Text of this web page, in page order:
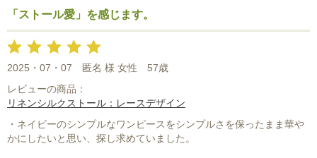
また新宿の催事があったら行きたいと思っています。
今度はいつですか？
「ストール愛」を感じます。
2025・07・07 匿名 様 女性
57歳
レビューの商品：
リネンシルクストール：レースデザイン
・ネイビーのシンプルなワンピースをシンプルさを保ったまま華や
かにしたいと思い、探し求めていました。